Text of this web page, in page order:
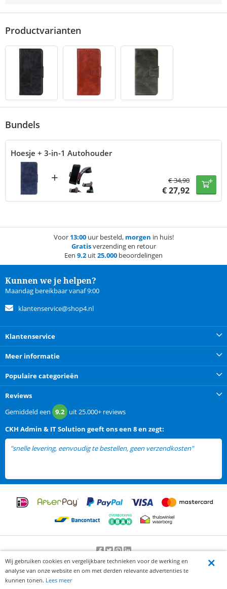
Productvarianten
Bundels
Hoesje + 3-in-1 Autohouder
+ €34,90
€27,92
Voor 13:00uur besteld, morgen in huis!
Gratisverzending en retour
Een 9.2 uit25.000 beoordelingen
Kunnen we je helpen?
Maandag bereikbaar vanaf 9:00
klantenservice@shop4.nl
Klantenservice
Meer informatie
Populaire categorieën
Reviews
Gemiddeld een 9.2 uit25.000+ reviews
CKH Admin & IT Solution geeft ons een 8 en zegt:
"snelle levering, eenvoudig te bestellen, geen verzendkosten"
Beoordeling door klanten:9.2/10-25000beoordelingen
Wij gebruiken cookies en vergelijkbare technieken voor de werking en
analyse van onze website en om met derden relevante advertenties te
kunnen tonen. Lees meer